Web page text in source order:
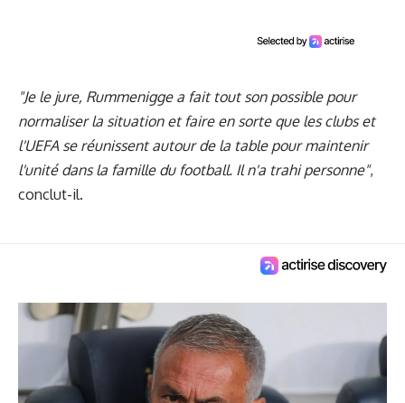
"Je le jure, Rummenigge a fait tout son possible pour
normaliser la situation et faire en sorte que les clubs et
l'UEFA se réunissent autour de la table pour maintenir
l'unité dans la famille du football. Il n'a trahi personne",
conclut-il.